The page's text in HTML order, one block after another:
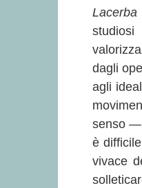
dagli
agli
senso —
è
vivace